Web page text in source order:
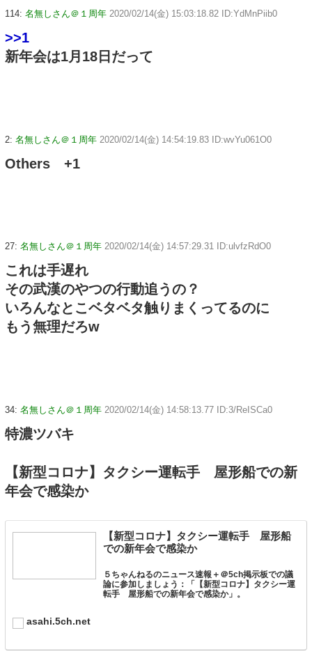
114: 名無しさん＠１周年 2020/02/14(金) 15:03:18.82 ID:YdMnPiib0
>>1
新年会は1月18日だって
2: 名無しさん＠１周年 2020/02/14(金) 14:54:19.83 ID:wvYu061O0
Others +1
27: 名無しさん＠１周年 2020/02/14(金) 14:57:29.31 ID:ulvfzRdO0
これは手遅れ
その武漢のやつの行動追うの？
いろんなとこベタベタ触りまくってるのに
もう無理だろw
34: 名無しさん＠１周年 2020/02/14(金) 14:58:13.77 ID:3/ReISCa0
特濃ツバキ
【新型コロナ】タクシー運転手 屋形船での新
年会で感染か
【新型コロナ】タクシー運転手 屋形船
での新年会で感染か
５ちゃんねるのニュース速報＋＠5ch掲示板での議
論に参加しましょう：「【新型コロナ】タクシー運
転手 屋形船での新年会で感染か」。
asahi.5ch.net